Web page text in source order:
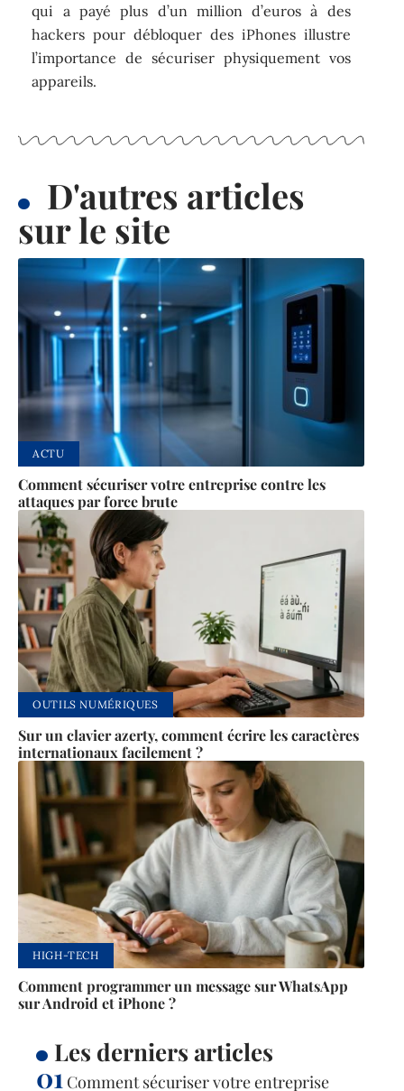
qui a payé plus d’un million d’euros à des
hackers pour débloquer des iPhones illustre
l’importance de sécuriser physiquement vos
appareils.
D'autres articles
sur le site
ACTU
Comment sécuriser votre entreprise contre les
attaques par force brute
OUTILS NUMÉRIQUES
Sur un clavier azerty, comment écrire les caractères
internationaux facilement ?
HIGH-TECH
Comment programmer un message sur WhatsApp
sur Android et iPhone ?
Les derniers articles
Comment sécuriser votre entreprise